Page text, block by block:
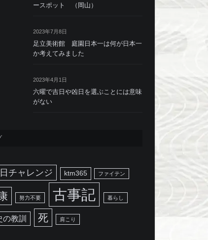
ースポット （岡山）
2023年7月8日
足立美術館 庭園日本一は何が日本一
か考えてみました
2023年4月1日
六曜で吉日や凶日を選ぶことには意味
がない
チャレンジ ktm365 ファイテン
努力不要 古事記 暮らし
の教訓 死 肩こり